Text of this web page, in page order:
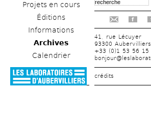
Projets en cours
Éditions
Informations
Archives
Calendrier
f
41, rue Lécuyer
93300 Aubervilliers
+33 (0)1 53 56 15
crédits